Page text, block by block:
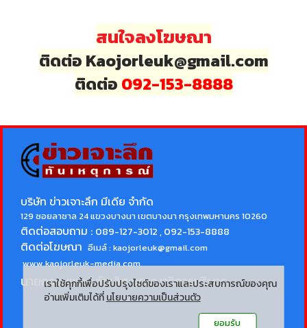
สนใจลงโฆษณา
ติดต่อ Kaojorleuk@gmail.com
ติดต่อ 092-153-8888
บริษัท ข่าวเจาะลึก มีเดีย จำกัด
129 ซอยลาซาล 24 แขวงบางนา เขตบางนา กรุงเทพมหานคร 10260
ติดต่อสอบถาม : 089-127-3012 , 092-153-8888
ติดต่อโฆษณา อีเมล์ :kaojorleuk@gmail.com
www.kaojorleuk-media.com
นายกรธนพล วิลัยเลิศบรรณาธิการบริหาร
เราใช้คุกกี้เพื่อปรับปรุงไซต์ของเราและประสบการณ์ของคุณ
อ่านเพิ่มเติมได้ที่ นโยบายความเป็นส่วนตัว
ยอมรับ